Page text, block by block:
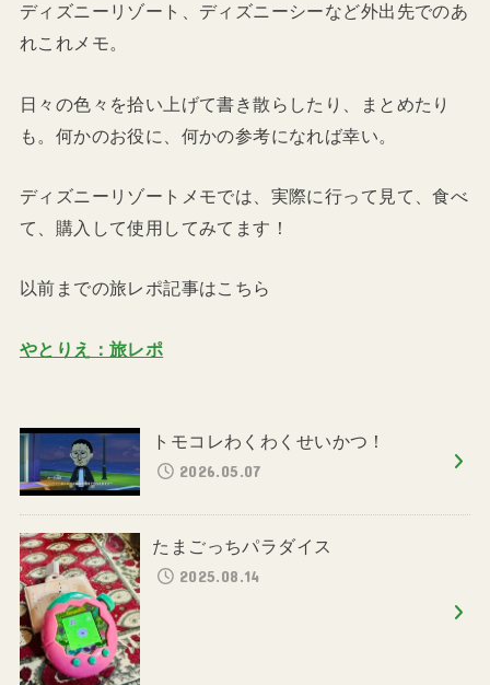
ディズニーリゾート、ディズニーシーなど外出先でのあ
れこれメモ。
日々の色々を拾い上げて書き散らしたり、まとめたり
も。何かのお役に、何かの参考になれば幸い。
ディズニーリゾートメモでは、実際に行って見て、食べ
て、購入して使用してみてます！
以前までの旅レポ記事はこちら
やとりえ：旅レポ
トモコレわくわくせいかつ！
2026.05.07
たまごっちパラダイス
2025.08.14